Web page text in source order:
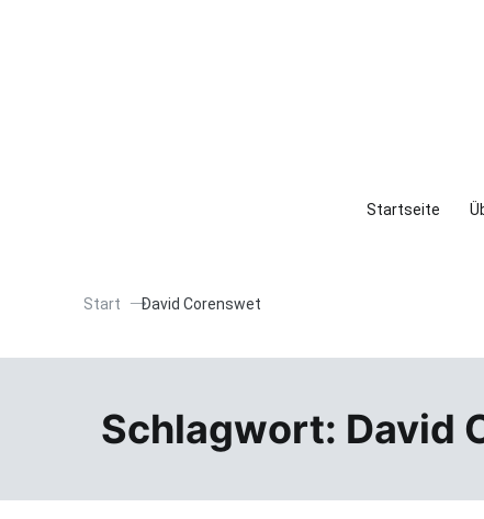
Startseite
Start David Corenswet
Schlagwort: David